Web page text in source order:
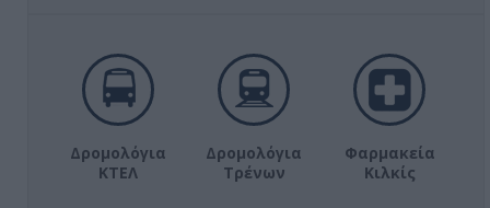
Δρομολόγια
ΚΤΕΛ
Δρομολόγια
Τρένων
Φαρμακεία
Κιλκίς